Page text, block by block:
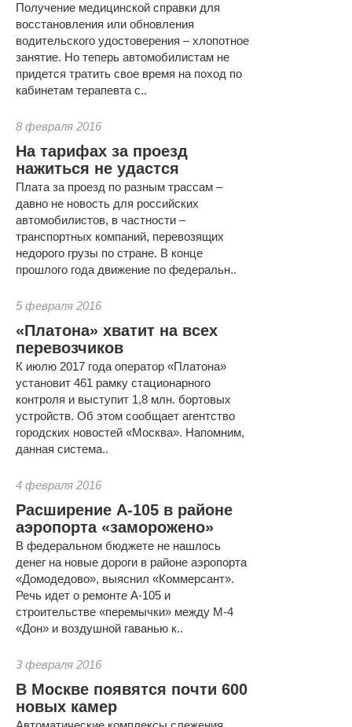
Получение медицинской справки для
восстановления или обновления
водительского удостоверения – хлопотное
занятие. Но теперь автомобилистам не
придется тратить свое время на поход по
кабинетам терапевта с..
8 февраля 2016
На тарифах за проезд
нажиться не удастся
Плата за проезд по разным трассам –
давно не новость для российских
автомобилистов, в частности –
транспортных компаний, перевозящих
недорого грузы по стране. В конце
прошлого года движение по федеральн..
5 февраля 2016
«Платона» хватит на всех
перевозчиков
К июлю 2017 года оператор «Платона»
установит 461 рамку стационарного
контроля и выступит 1,8 млн. бортовых
устройств. Об этом сообщает агентство
городских новостей «Москва». Напомним,
данная система..
4 февраля 2016
Расширение А-105 в районе
аэропорта «заморожено»
В федеральном бюджете не нашлось
денег на новые дороги в районе аэропорта
«Домодедово», выяснил «Коммерсант».
Речь идет о ремонте А-105 и
строительстве «перемычки» между М-4
«Дон» и воздушной гаванью к..
3 февраля 2016
В Москве появятся почти 600
новых камер